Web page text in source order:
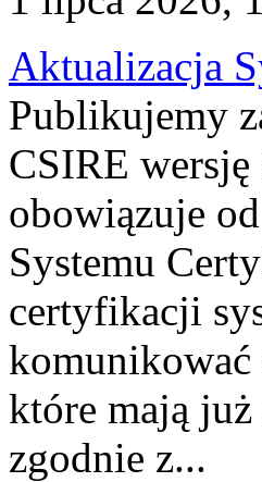
Aktualizacja
Publikujemy
CSIRE
obowiązuje
Systemu
certyfikacji
komunikować
które mają
zgodnie z...